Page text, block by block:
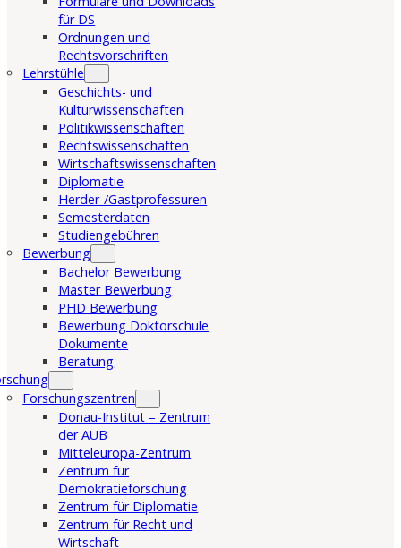
für DS
Ordnungen und
Rechtsvorschriften
Lehrstühle
Geschichts- und
Kulturwissenschaften
Politikwissenschaften
Rechtswissenschaften
Wirtschaftswissenschaften
Diplomatie
Herder-/Gastprofessuren
Semesterdaten
Studiengebühren
Bewerbung
Bachelor Bewerbung
Master Bewerbung
PHD Bewerbung
Bewerbung Doktorschule
Dokumente
Beratung
Forschungszentren
Donau-Institut – Zentrum
der AUB
Mitteleuropa-Zentrum
Zentrum für
Demokratieforschung
Zentrum für Diplomatie
Zentrum für Recht und
Wirtschaft